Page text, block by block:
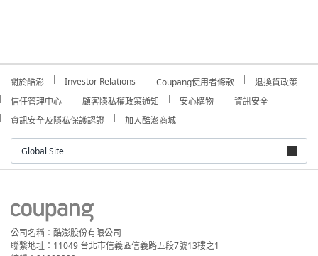
關於酷澎 Investor Relations Coupang使用者條款
退換貨政策
信任管理中心
顧客隱私權政策通知 安心購物
資訊安全
資訊安全及隱私保護認證
加入酷澎商城
Global Site
公司名稱：酷澎股份有限公司
聯繫地址：11049 台北市信義區信義路五段7號13樓之1